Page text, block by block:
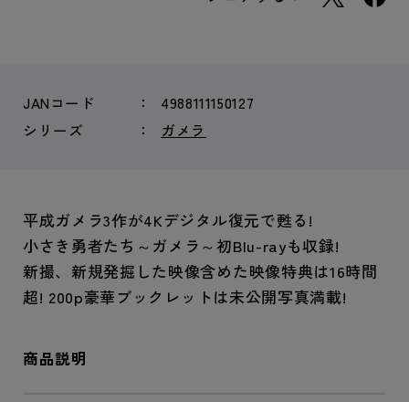
JANコード
4988111150127
シリーズ
ガメラ
平成ガメラ3作が4Kデジタル復元で甦る!
小さき勇者たち～ガメラ～初Blu-rayも収録!
新撮、新規発掘した映像含めた映像特典は16時間
超! 200p豪華ブックレットは未公開写真満載!
商品説明